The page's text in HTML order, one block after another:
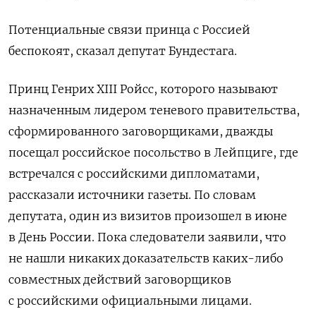
Потенциальные связи принца с Россией
беспокоят, сказал депутат Бундестага.
Принц Генрих XIII Ройсс, которого называют
назначенным лидером теневого правительства,
сформированного заговорщиками, дважды
посещал российское посольство в Лейпциге, где
встречался с российскими дипломатами,
рассказали источники газеты. По словам
депутата, один из визитов произошел в июне
в День России. Пока следователи заявили, что
не нашли никаких доказательств каких-либо
совместных действий заговорщиков
с российскими официальными лицами.